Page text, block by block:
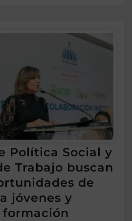
Política Social y
Trabajo buscan
de
jóvenes y